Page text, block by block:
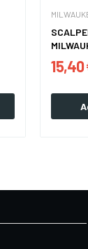
15,40